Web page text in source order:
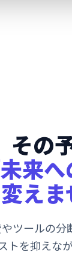
その
未来
変えま
ツールの分
トを抑えな